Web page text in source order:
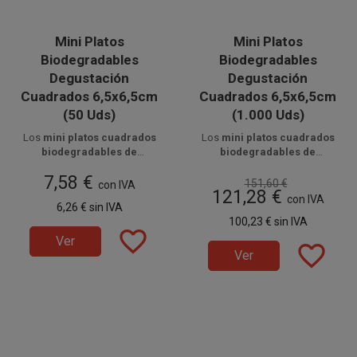
Mini Platos
Biodegradables
Degustación
Cuadrados 6,5x6,5cm
(50 Uds)
Los mini platos cuadrados
biodegradables de
fibra de caña de azúcar
ideales para servir
pequeños platos encatering
eventos y celebraciones con un
estilo elegante y sostenible.
paquetes de 50 unidades.
7,58 € con IVA
6,26 € sin IVA
Ver favorite_border
Mini Platos
Biodegradables
Degustación
Cuadrados 6,5x6,5cm
(1.000 Uds)
Los mini platos cuadrados
biodegradables de
fibra de caña de azúcar
perfectos para servir
aperitivos
eventos y celebraciones con
una presentación elegante y
sostenible.
de 1000 unidades, distribuidas
en 20 paquetes de 50 unidades.
151,60 €
121,28 € con IVA
100,23 € sin IVA
Ver favorite_border